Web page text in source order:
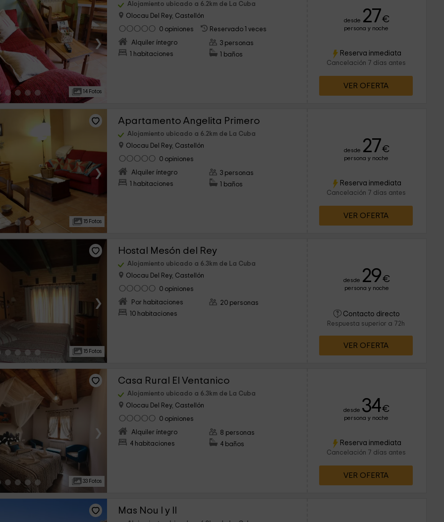
›
14 Fotos
Alojamiento ubicado a 6.2km de La Cuba
Olocau Del Rey, Castellón
0 opiniones
Reservado 1 veces
Alquiler íntegro
1 habitaciones
3 personas
1 baños
desde 27€
persona y noche
Reserva inmediata
Cancelación 7 días antes
VER OFERTA
›
15 Fotos
Apartamento Angelita Primero
Alojamiento ubicado a 6.2km de La Cuba
Olocau Del Rey, Castellón
0 opiniones
Alquiler íntegro
1 habitaciones
3 personas
1 baños
desde 27€
persona y noche
Reserva inmediata
Cancelación 7 días antes
VER OFERTA
›
15 Fotos
Hostal Mesón del Rey
Alojamiento ubicado a 6.3km de La Cuba
Olocau Del Rey, Castellón
0 opiniones
Por habitaciones
10 habitaciones
20 personas
desde 29€
persona y noche
Contacto directo
Respuesta superior a 72h
VER OFERTA
›
33 Fotos
Casa Rural El Ventanico
Alojamiento ubicado a 6.3km de La Cuba
Olocau Del Rey, Castellón
0 opiniones
Alquiler íntegro
4 habitaciones
8 personas
4 baños
desde 34€
persona y noche
Reserva inmediata
Cancelación 7 días antes
VER OFERTA
Mas Nou I y II